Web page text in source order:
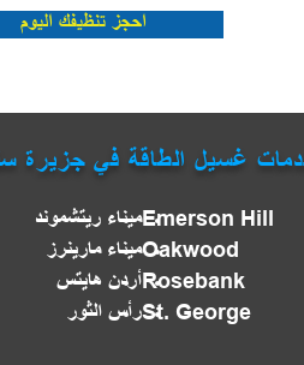
احجز تنظيفك اليوم
غسيل الطاقة في جزيرة
ميناء ريتشموند
ميناء مارينرز
أردن هايتس
رأس الثور
Emerson Hill
Oakwood
Rosebank
St. George